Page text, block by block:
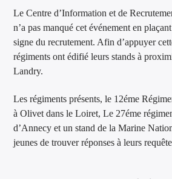
Le Centre d’Information et de
n’a pas manqué cet événement en
signe du recrutement. Afin d’appuyer
régiments ont édifié leurs stands à
Landry.
Les régiments présents, le 12éme
à Olivet dans le Loiret, Le 27éme
d’Annecy et un stand de la Marine
jeunes de trouver réponses à leurs